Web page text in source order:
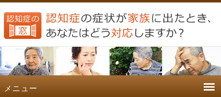
メニュー